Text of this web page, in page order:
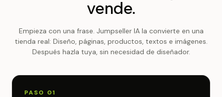
vende.
Empieza con una frase. Jumpseller IA la convierte en una
tienda real: Diseño, páginas, productos, textos e imágenes.
Después hazla tuya, sin necesidad de diseñador.
PASO 01